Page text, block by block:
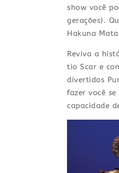
show você
gerações).
Hakuna
Reviva a
tio Scar e
divertidos
fazer você
capacidade